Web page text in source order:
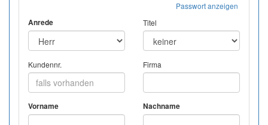
Passwort anzeigen
Anrede Titel
Kundennr. Firma
Vorname Nachname